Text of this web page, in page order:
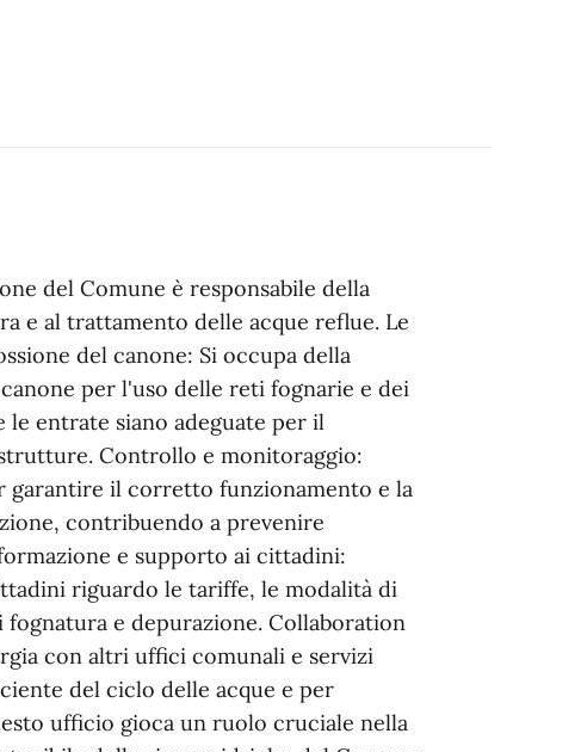
del Comune è responsabile della
e al trattamento delle acque reflue. Le
del canone: Si occupa della
per l'uso delle reti fognarie e dei
le entrate siano adeguate per il
Controllo e monitoraggio:
il corretto funzionamento e la
contribuendo a prevenire
e supporto ai cittadini:
riguardo le tariffe, le modalità di
e depurazione. Collaboration
con altri uffici comunali e servizi
del ciclo delle acque e per
ufficio gioca un ruolo cruciale nella